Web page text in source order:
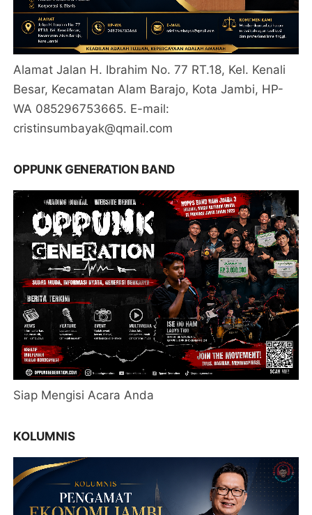
Alamat Jalan H. Ibrahim No. 77 RT.18, Kel. Kenali
Besar, Kecamatan Alam Barajo, Kota Jambi, HP-
WA 085296753665. E-mail:
cristinsumbayak@qmail.com
OPPUNK GENERATION BAND
Siap Mengisi Acara Anda
KOLUMNIS